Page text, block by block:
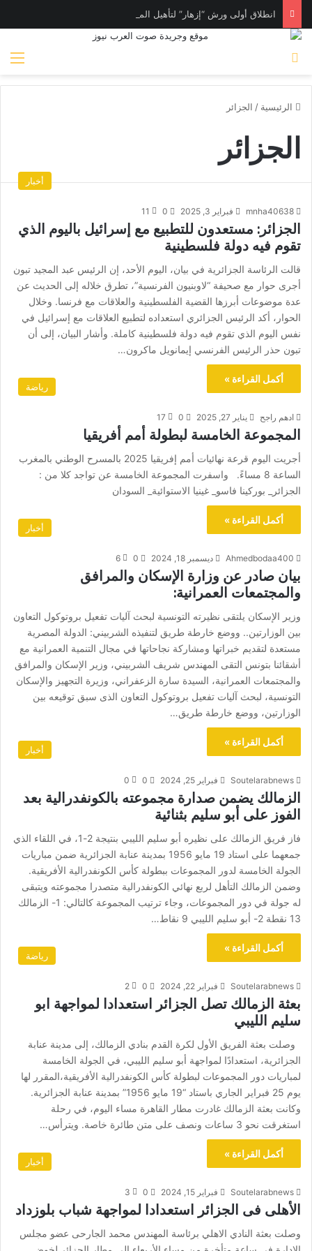
الرئيسية / الجزائر
الجزائر
أخبار
mnha40638 فبراير 3, 2025 0
11
الجزائر: مستعدون للتطبيع مع إسرائيل باليوم الذي
تقوم فيه دولة فلسطينية
قالت الرئاسة الجزائرية في بيان، اليوم الأحد، إن الرئيس عبد المجيد تبون
أجرى حوار مع صحيفة “لاوبنيون الفرنسية”، تطرق خلاله إلى الحديث عن
عدة موضوعات أبرزها القضية الفلسطينية والعلاقات مع فرنسا. وخلال
الحوار، أكد الرئيس الجزائري استعداده لتطبيع العلاقات مع إسرائيل في
نفس اليوم الذي تقوم فيه دولة فلسطينية كاملة. وأشار البيان، إلى أن
تبون حذر الرئيس الفرنسي إيمانويل ماكرون…
أكمل القراءة »
رياضة
ادهم راجح يناير 27, 2025 0
17
المجموعة الخامسة لبطولة أمم أفريقيا
أجريت اليوم قرعة نهائيات أمم إفريقيا 2025 بالمسرح الوطني بالمغرب
الساعة 8 مساءً. واسفرت المجموعة الخامسة عن تواجد كلا من :
الجزائر_ بوركينا فاسو_ غينيا الاستوائية_ السودان
أكمل القراءة »
أخبار
Ahmedbodaa400 ديسمبر 18, 2024 0
6
بيان صادر عن وزارة الإسكان والمرافق
والمجتمعات العمرانية:
وزير الإسكان يلتقى نظيرته التونسية لبحث آليات تفعيل بروتوكول التعاون
بين الوزارتين.. ووضع خارطة طريق لتنفيذه الشربيني: الدولة المصرية
مستعدة لتقديم خبراتها ومشاركة نجاحاتها في مجال التنمية العمرانية مع
أشقائنا بتونس التقى المهندس شريف الشربيني، وزير الإسكان والمرافق
والمجتمعات العمرانية، السيدة سارة الزعفراني، وزيرة التجهيز والإسكان
التونسية، لبحث آليات تفعيل بروتوكول التعاون الذى سبق توقيعه بين
الوزارتين، ووضع خارطة طريق…
أكمل القراءة »
أخبار
Soutelarabnews فبراير 25, 2024 0
0
الزمالك يضمن صدارة مجموعته بالكونفدرالية بعد
الفوز على أبو سليم بثنائية
فاز فريق الزمالك على نظيره أبو سليم الليبي بنتيجة 2-1، في اللقاء الذي
جمعهما على استاد 19 مايو 1956 بمدينة عنابة الجزائرية ضمن مباريات
الجولة الخامسة لدور المجموعات ببطولة كأس الكونفدرالية الأفريقية.
وضمن الزمالك التأهل لربع نهائي الكونفدرالية متصدرا مجموعته ويتبقى
له جولة في دور المجموعات، وجاء ترتيب المجموعة كالتالي: 1- الزمالك
13 نقطة 2- أبو سليم الليبي 9 نقاط…
أكمل القراءة »
رياضة
Soutelarabnews فبراير 22, 2024 0
2
بعثة الزمالك تصل الجزائر استعدادا لمواجهة ابو
سليم الليبي
وصلت بعثة الفريق الأول لكرة القدم بنادي الزمالك، إلى مدينة عنابة
الجزائرية، استعدادًا لمواجهة أبو سليم الليبي، في الجولة الخامسة
لمباريات دور المجموعات لبطولة كأس الكونفدرالية الأفريقية،المقرر لها
يوم 25 فبراير الجاري باستاد “19 مايو 1956” بمدينة عنابة الجزائرية.
وكانت بعثة الزمالك غادرت مطار القاهرة مساء اليوم، في رحلة
استغرقت نحو 3 ساعات ونصف على متن طائرة خاصة. ويترأس…
أكمل القراءة »
أخبار
Soutelarabnews فبراير 15, 2024 0
3
الأهلى فى الجزائر استعدادا لمواجهة شباب بلوزداد
وصلت بعثة النادي الاهلي برئاسة المهندس محمد الجارحى عضو مجلس